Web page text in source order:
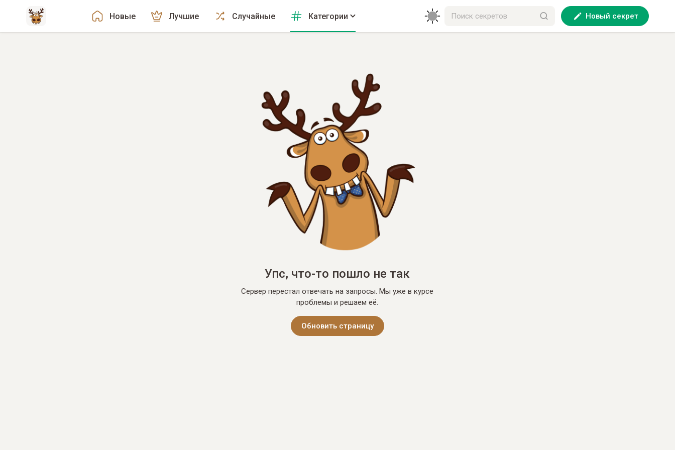
Новые Лучшие Случайные Категории Новый секрет
Упс, что-то пошло не так
Сервер перестал отвечать на запросы. Мы уже в курсе
проблемы и решаем её.
Обновить страницу